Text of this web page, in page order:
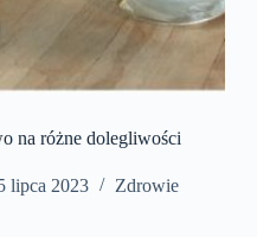
na różne dolegliwości
lipca 2023 Zdrowie